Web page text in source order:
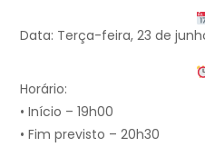
Data: Terça-feira, 23 de
Horário:
• Início – 19h00
• Fim previsto – 20h30